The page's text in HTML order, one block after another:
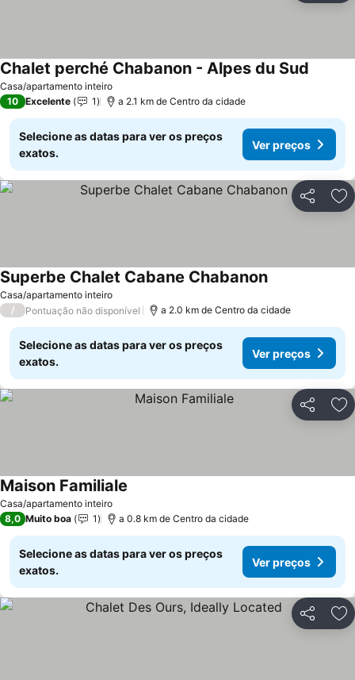
Casa/apartamento inteiro
Chalet perché Chabanon - Alpes du Sud
10 Excelente 1 a 2.1 km de Centro da cidade
Selecione as datas para ver os preços
exatos.
Ver preços
Partilhar
Casa/apartamento inteiro
Superbe Chalet Cabane ChabanonVer preços
/ Pontuação não disponível a 2.0 km de Centro da cidade
Selecione as datas para ver os preços
exatos.
Ver preços
Partilhar
Casa/apartamento inteiro
Maison Familiale
8,0 Muito boa 1 a 0.8 km de Centro da cidade
Selecione as datas para ver os preços
exatos.
Ver preços
Partilhar